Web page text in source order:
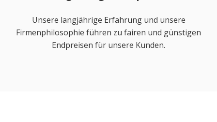
Unsere langjährige Erfahrung und unsere
Firmenphilosophie führen zu fairen und günstigen
Endpreisen für unsere Kunden.